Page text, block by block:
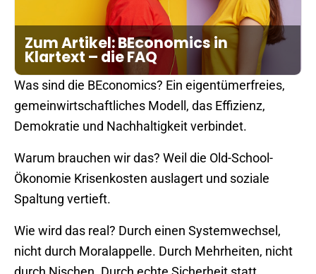
Zum Artikel: BEconomics in
Klartext – die FAQ
Was sind die BEconomics? Ein eigentümerfreies,
gemeinwirtschaftliches Modell, das Effizienz,
Demokratie und Nachhaltigkeit verbindet.
Warum brauchen wir das? Weil die Old-School-
Ökonomie Krisenkosten auslagert und soziale
Spaltung vertieft.
Wie wird das real? Durch einen Systemwechsel,
nicht durch Moralappelle. Durch Mehrheiten, nicht